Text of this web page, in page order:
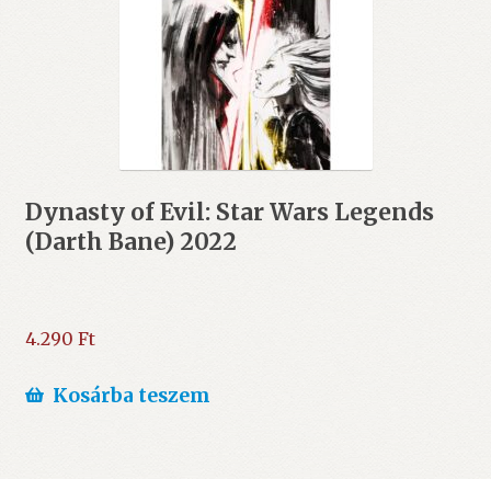
Dynasty of Evil: Star Wars Legends
(Darth Bane) 2022
4.290 Ft
Kosárba teszem